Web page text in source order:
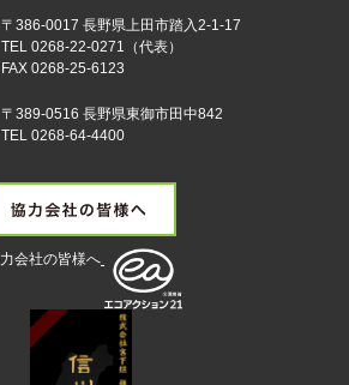
〒386-0017 長野県上田市踏入2-1-17
TEL 0268-22-0271（代表）
FAX 0268-25-6123
〒389-0516 長野県東御市田中842
TEL 0268-64-4400